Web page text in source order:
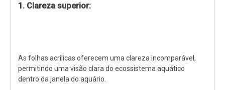
1. Clareza superior:
As folhas acrílicas oferecem uma clareza incomparável,
permitindo uma visão clara do ecossistema aquático
dentro da janela do aquário.